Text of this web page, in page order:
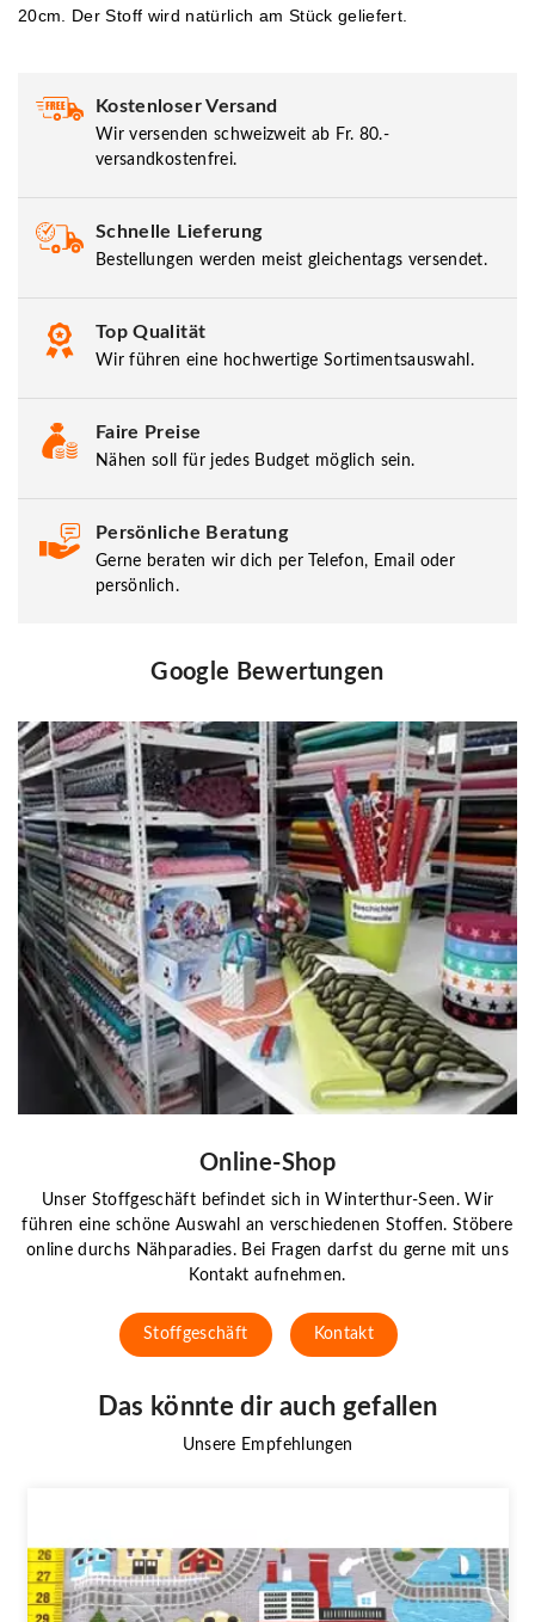
20cm. Der Stoff wird natürlich am Stück geliefert.
Kostenloser Versand
Wir versenden schweizweit ab Fr. 80.-
versandkostenfrei.
Schnelle Lieferung
Bestellungen werden meist gleichentags versendet.
Top Qualität
Wir führen eine hochwertige Sortimentsauswahl.
Faire Preise
Nähen soll für jedes Budget möglich sein.
Persönliche Beratung
Gerne beraten wir dich per Telefon, Email oder
persönlich.
Google Bewertungen
Online-Shop
Unser Stoffgeschäft befindet sich in Winterthur-Seen. Wir
führen eine schöne Auswahl an verschiedenen Stoffen. Stöbere
online durchs Nähparadies. Bei Fragen darfst du gerne mit uns
Kontakt aufnehmen.
Stoffgeschäft Kontakt
Das könnte dir auch gefallen
Unsere Empfehlungen